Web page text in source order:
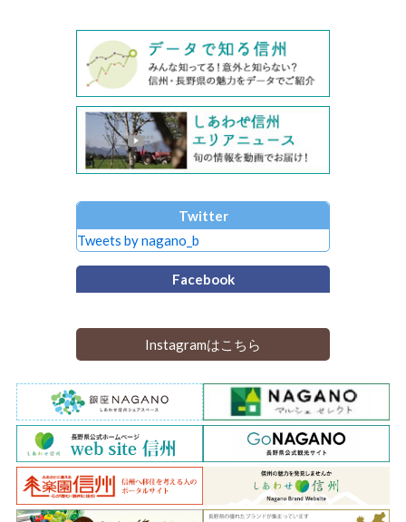
Twitter
Tweets by nagano_b
Facebook
Instagramはこちら